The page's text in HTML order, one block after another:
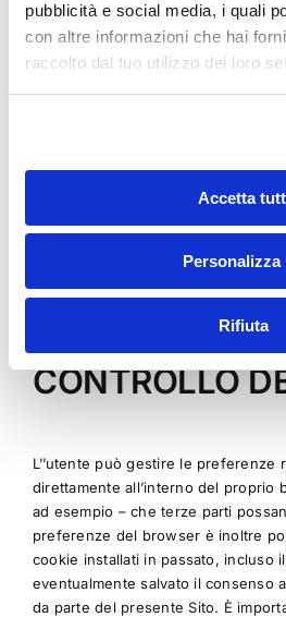
pubblicità e social media, i quali
con altre informazioni che hai
raccolto dal tuo utilizzo dei loro
Accetta
Personalizza
Rifiuta
_dc_gtml_UA-#
Test_Cookie
3. MODALITÀ DI
CONTROLLO
L’’utente può gestire le preferenze
direttamente all’interno del proprio
ad esempio – che terze parti
preferenze del browser è inoltre
cookie installati in passato, incluso
eventualmente salvato il consenso
da parte del presente Sito. È